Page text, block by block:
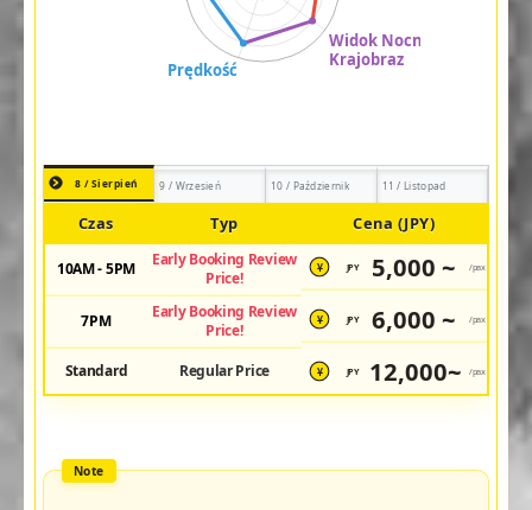
8 / Sierpień 9 / Wrzesień 10 / Październik 11 / Listopad
Czas Typ Cena (JPY)
10AM - 5PM
Early Booking Review
Price!
¥ JPY 5,000 ~ /pax
7PM
Early Booking Review
Price!
¥ JPY 6,000 ~ /pax
Standard Regular Price ¥ JPY 12,000~ /pax